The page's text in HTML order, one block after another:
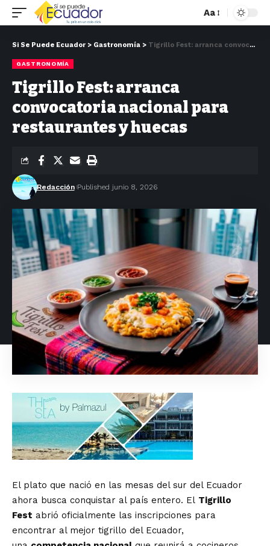
Aa
Si Se Puede Ecuador > Gastronomía > Tigrillo Fest: arranca convocatoria nacional para restaurantes y huecas
GASTRONOMÍA
Tigrillo Fest: arranca
convocatoria nacional para
restaurantes y huecas
Redacción Published junio 8, 2026
El plato que nació en las mesas del sur del Ecuador
ahora busca conquistar al país entero. El Tigrillo
Fest abrió oficialmente las inscripciones para
encontrar al mejor tigrillo del Ecuador,